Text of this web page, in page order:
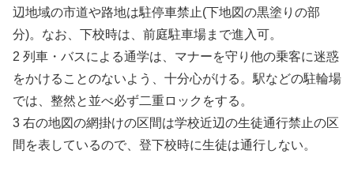
辺地域の市道や路地は駐停車禁止(下地図の黒塗りの部
分)。なお、下校時は、前庭駐車場まで進入可。
2 列車・バスによる通学は、マナーを守り他の乗客に迷惑
をかけることのないよう、十分心がける。駅などの駐輪場
では、整然と並べ必ず二重ロックをする。
3 右の地図の網掛けの区間は学校近辺の生徒通行禁止の区
間を表しているので、登下校時に生徒は通行しない。